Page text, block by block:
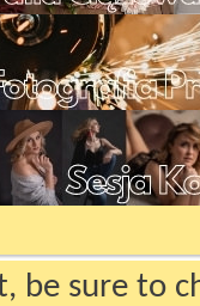
be sure to